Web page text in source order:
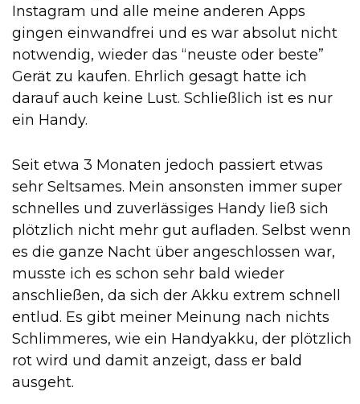
Instagram und alle meine anderen Apps
gingen einwandfrei und es war absolut nicht
notwendig, wieder das “neuste oder beste”
Gerät zu kaufen. Ehrlich gesagt hatte ich
darauf auch keine Lust. Schließlich ist es nur
ein Handy.
Seit etwa 3 Monaten jedoch passiert etwas
sehr Seltsames. Mein ansonsten immer super
schnelles und zuverlässiges Handy ließ sich
plötzlich nicht mehr gut aufladen. Selbst wenn
es die ganze Nacht über angeschlossen war,
musste ich es schon sehr bald wieder
anschließen, da sich der Akku extrem schnell
entlud. Es gibt meiner Meinung nach nichts
Schlimmeres, wie ein Handyakku, der plötzlich
rot wird und damit anzeigt, dass er bald
ausgeht.